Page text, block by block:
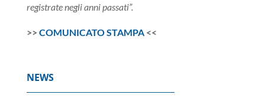
registrate negli anni passati”.
>> COMUNICATO STAMPA<<
NEWS